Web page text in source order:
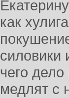
как
силовики
чего
медлят с